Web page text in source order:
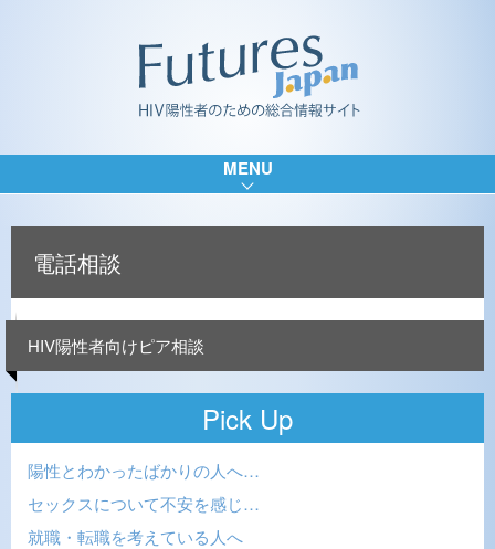
MENU
電話相談
HIV陽性者向けピア相談
Pick Up
陽性とわかったばかりの人へ…
セックスについて不安を感じ…
就職・転職を考えている人へ